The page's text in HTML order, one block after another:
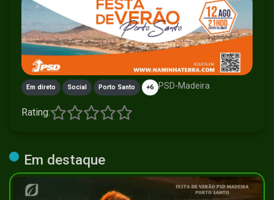
Em direto Social Porto Santo +6 PSD-Madeira
Rating:
Em destaque